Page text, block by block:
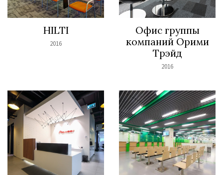
HILTI
2016
Офис группы
компаний Орими
Трэйд
2016